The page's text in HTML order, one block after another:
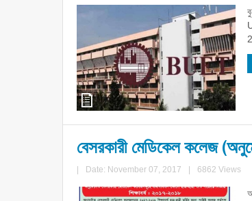
বেসরকারী মেডিকেল কলেজ
Date: November 07, 2017 6862 Views